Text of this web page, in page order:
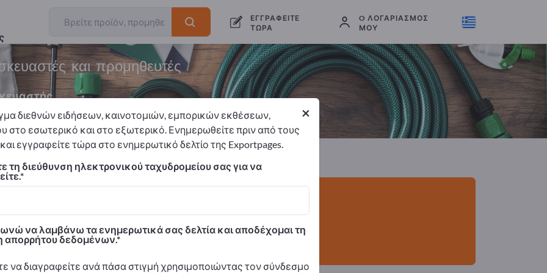
ΕΓΓΡΑΦΕΊΤΕ
ΤΏΡΑ
O ΛΟΓΑΡΙΑΣΜΌΣ
ΜΟΥ
και προμηθευτές
Εξαγωγείς Κατασκευαστής
Εξοπλισμός κάμπινγκ Πλαστικά σκεύη
Exportpages!
– Επαγγελματικές επαφές >> ξεκινήστε εδώ
τα προϊόντα σας στο Exportpages.
δημοσιεύστε εδώ
×
διεθνών ειδήσεων, καινοτομιών, εμπορικών εκθέσεων,
στο εσωτερικό και στο εξωτερικό. Ενημερωθείτε πριν από τους
εγγραφείτε τώρα στο ενημερωτικό δελτίο της Exportpages.
τη διεύθυνση ηλεκτρονικού ταχυδρομείου σας για να
να λαμβάνω τα ενημερωτικά σας δελτία και αποδέχομαι τη
απορρήτου δεδομένων.
να διαγραφείτε ανά πάσα στιγμή χρησιμοποιώντας τον σύνδεσμο